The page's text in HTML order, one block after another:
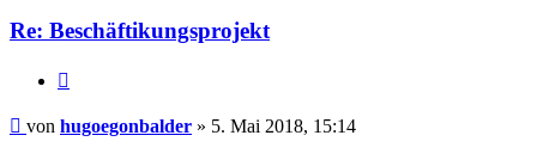
Re: Beschäftikungsprojekt
Beitrag
von hugoegonbalder » 5. Mai 2018, 15:14